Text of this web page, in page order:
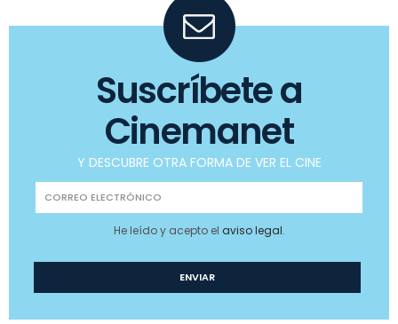
Suscríbete a
Cinemanet
Y DESCUBRE OTRA FORMA DE VER EL CINE
He leído y acepto el aviso legal.